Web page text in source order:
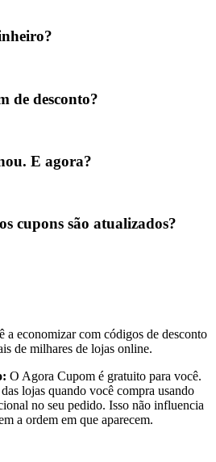
de desconto?
E agora?
cupons são atualizados?
a economizar com códigos de desconto
de milhares de lojas online.
O Agora Cupom é gratuito para você.
lojas quando você compra usando
no seu pedido. Isso não influencia
a ordem em que aparecem.